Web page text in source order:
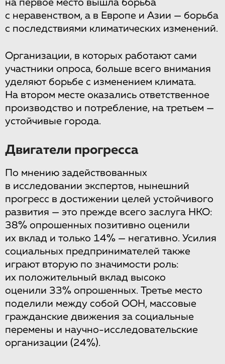
на первое место вышла борьба
с неравенством, а в Европе и Азии — борьба
с последствиями климатических изменений.
Организации, в которых работают сами
участники опроса, больше всего внимания
уделяют борьбе с изменением климата.
На втором месте оказались ответственное
производство и потребление, на третьем —
устойчивые города.
Двигатели прогресса
По мнению задействованных
в исследовании экспертов, нынешний
прогресс в достижении целей устойчивого
развития — это прежде всего заслуга НКО:
38% опрошенных позитивно оценили
их вклад и только 14% — негативно. Усилия
социальных предпринимателей также
играют вторую по значимости роль:
их положительный вклад высоко
оценили 33% опрошенных. Третье место
поделили между собой ООН, массовые
гражданские движения за социальные
перемены и научно-исследовательские
организации (24%).